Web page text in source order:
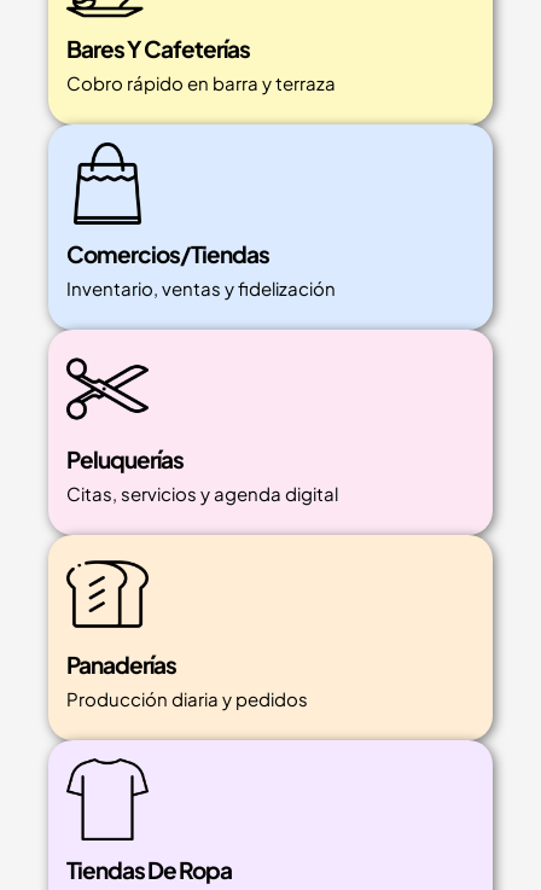
Bares Y Cafeterías
Cobro rápido en barra y terraza
Comercios/Tiendas
Inventario, ventas y fidelización
Peluquerías
Citas, servicios y agenda digital
Panaderías
Producción diaria y pedidos
Tiendas De Ropa